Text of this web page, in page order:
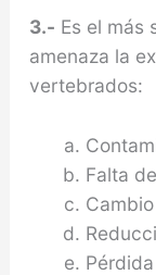
3.- Es el más
amenaza la
vertebrados:
Falta